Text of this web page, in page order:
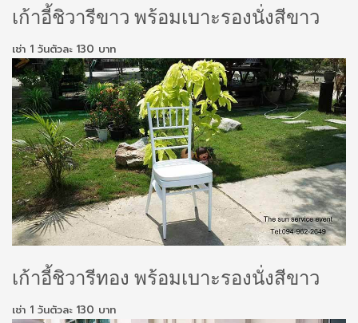
เก้าอี้ชิวารีขาว พร้อมเบาะรองนั่งสีขาว
เช่า 1 วันตัวละ 130 บาท
เก้าอี้ชิวารีทอง พร้อมเบาะรองนั่งสีขาว
เช่า 1 วันตัวละ 130 บาท